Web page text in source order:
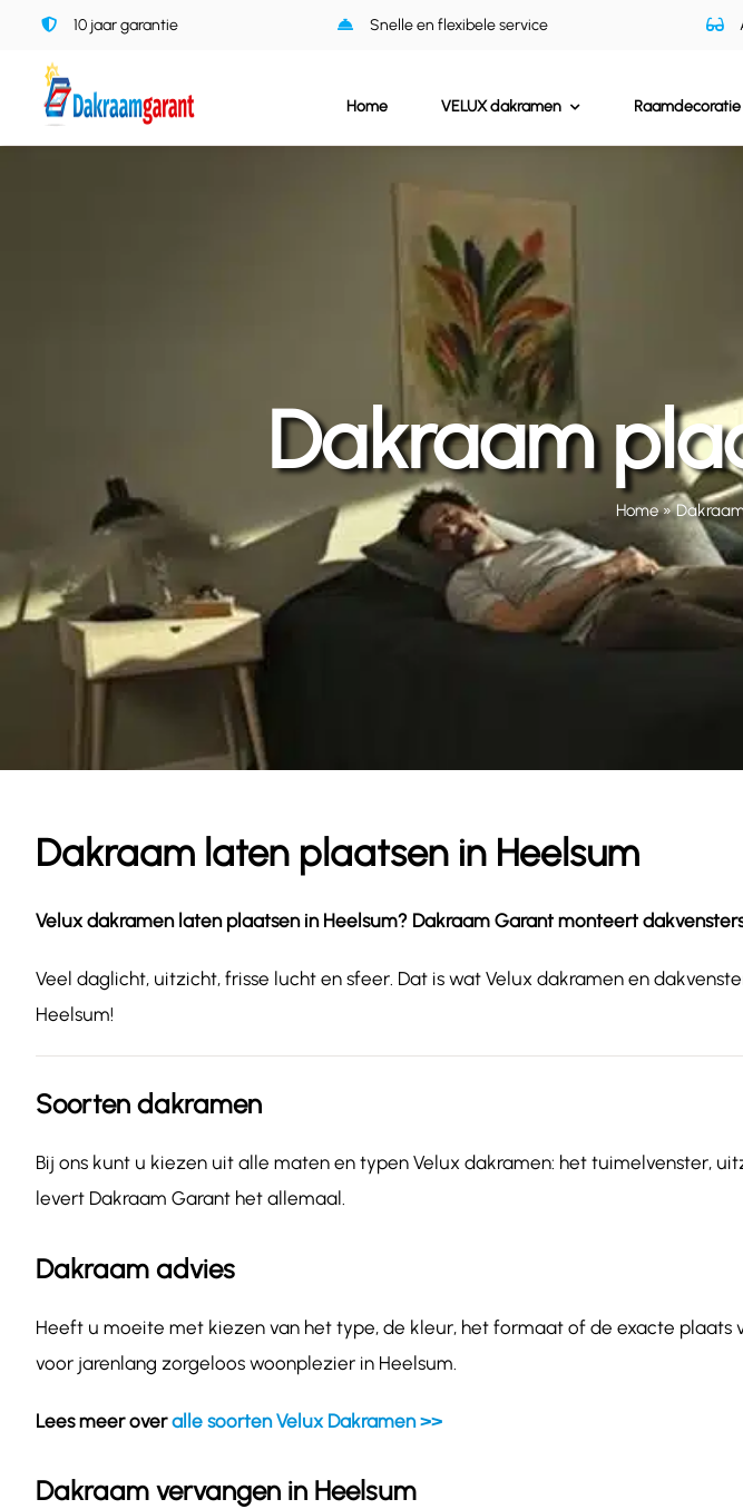
inhoud
10 jaar garantie Snelle en flexibele service
Home VELUX dakramen Raamdecoratie
Dakraam
Home»
Dakraam laten plaatsen in Heelsum
Velux dakramen laten plaatsen in Heelsum? Dakraam Garant monteert
Veel daglicht, uitzicht, frisse lucht en sfeer. Dat is wat Velux dakramen en
Heelsum!
Soorten dakramen
Bij ons kunt u kiezen uit alle maten en typen Velux dakramen: het tuimelvenster,
levert Dakraam Garant het allemaal.
Dakraam advies
Heeft u moeite met kiezen van het type, de kleur, het formaat of de exacte
voor jarenlang zorgeloos woonplezier in Heelsum.
Lees meer overalle soorten Velux Dakramen >>
Dakraam vervangen in Heelsum